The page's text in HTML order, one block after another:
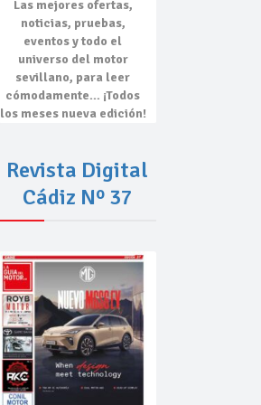
Las mejores ofertas,
noticias, pruebas,
eventosy todo el
universo del motor
sevillano, para leer
cómodamente… ¡Todos
los meses nueva edición!
Revista Digital
Cádiz Nº 37